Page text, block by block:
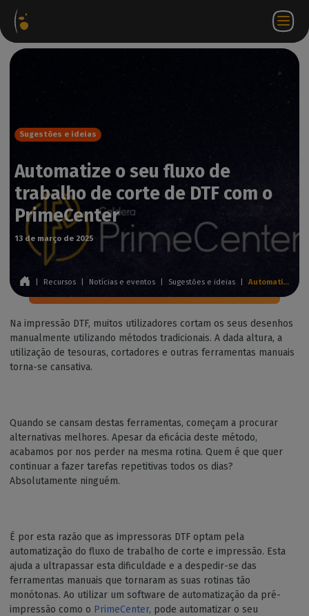
PT
Sugestões e ideias
Automatize o seu fluxo de
trabalho de corte de DTF com o
PrimeCenter
13 de março de 2025
Recursos Notícias e eventos Sugestões e ideias Automatize o seu fluxo de trabalho de corte de DTF com o PrimeCenter
Na impressão DTF, muitos utilizadores cortam os seus desenhos
manualmente utilizando métodos tradicionais. A dada altura, a
utilização de tesouras, cortadores e outras ferramentas manuais
torna-se cansativa.
Quando se cansam destas ferramentas, começam a procurar
alternativas melhores. Apesar da eficácia deste método,
acabamos por nos perder na mesma rotina. Quem é que quer
continuar a fazer tarefas repetitivas todos os dias?
Absolutamente ninguém.
É por esta razão que as impressoras DTF optam pela
automatização do fluxo de trabalho de corte e impressão. Esta
ajuda a ultrapassar esta dificuldade e a despedir-se das
ferramentas manuais que tornaram as suas rotinas tão
monótonas. Ao utilizar um software de automatização da pré-
impressão como o PrimeCenter, pode automatizar o seu